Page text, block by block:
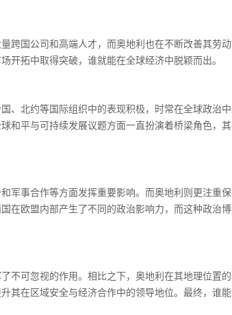
跨国公司和高端人才，而奥地利也在不断改善其劳
拓中取得突破，谁就能在全球经济中脱颖而出。
、北约等国际组织中的表现积极，时常在全球政治
和平与可持续发展议题方面一直扮演着桥梁角色，
军事合作等方面发挥重要影响。而奥地利则更注重
在欧盟内部产生了不同的政治影响力，而这种政治
不可忽视的作用。相比之下，奥地利在其地理位置
其在区域安全与经济合作中的领导地位。最终，谁